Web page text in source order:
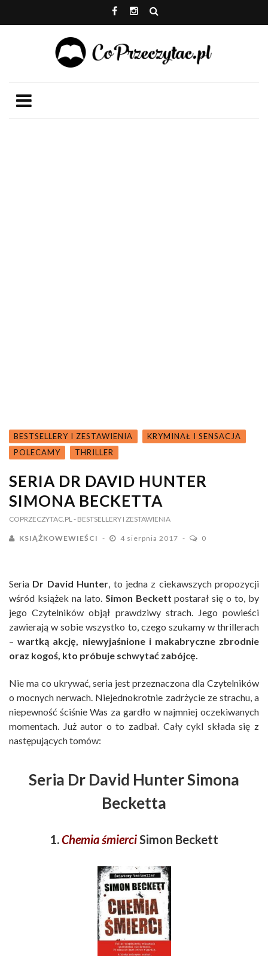
BESTSELLERY I ZESTAWIENIA
KRYMINAŁ I SENSACJA
POLECAMY
THRILLER
SERIA DR DAVID HUNTER
SIMONA BECKETTA
COPRZECZYTAC.PL - BESTSELLERY I ZESTAWIENIA
KSIĄŻKOWEWIEŚCI 4 sierpnia 2017 0
Seria Dr David Hunter, to jedna z ciekawszych propozycji
wśród książek na lato. Simon Beckett postarał się o to, by
jego Czytelników objął prawdziwy strach. Jego powieści
zawierają w sobie wszystko to, czego szukamy w thrillerach
–wartką akcję, niewyjaśnione i makabryczne zbrodnie
oraz kogoś, kto próbuje schwytać zabójcę.
Nie ma co ukrywać, seria jest przeznaczona dla Czytelników
o mocnych nerwach. Niejednokrotnie zadrżycie ze strachu, a
niepewność ściśnie Was za gardło w najmniej oczekiwanych
momentach. Już autor o to zadbał. Cały cykl składa się z
następujących tomów:
Seria Dr David Hunter Simona
Becketta
1.Chemia śmierciSimon Beckett